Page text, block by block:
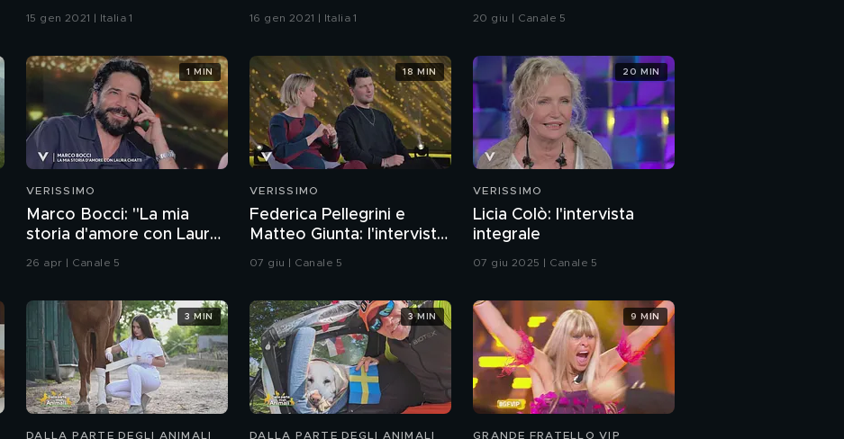
15 gen 2021 | Italia 1 16 gen 2021 | Italia 1 20 giu | Canale 5
VERISSIMO
Marco Bocci: "La mia
storia d'amore con Laura
Chiatti"
26 apr | Canale 5
1 MIN
VERISSIMO
Federica Pellegrini e
Matteo Giunta: l'intervista
integrale
07 giu | Canale 5
18 MIN
VERISSIMO
Licia Colò: l'intervista
integrale
07 giu 2025 | Canale 5
20 MIN
DALLA PARTE DEGLI ANIMALI
3 MIN
DALLA PARTE DEGLI ANIMALI
3 MIN
GRANDE FRATELLO VIP
9 MIN